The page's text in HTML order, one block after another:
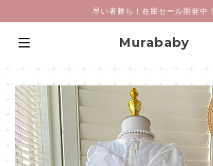
早い者勝ち！在庫セール開催中！
Murababy